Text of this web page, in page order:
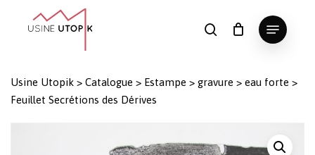
search
Menu
Panier Fermer
le
Usine Utopik > Catalogue > Estampe > gravure > eau forte >
Feuillet Secrétions des Dérives
Close